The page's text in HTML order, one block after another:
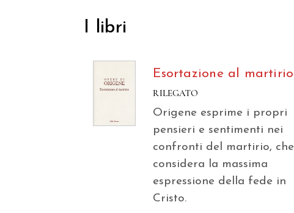
I libri
Esortazione al martirio
RILEGATO
Origene esprime i propri
pensieri e sentimenti nei
confronti del martirio, che
considera la massima
espressione della fede in
Cristo.